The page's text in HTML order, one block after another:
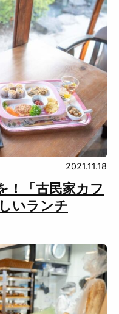
！「古民家カフ
いランチ
2021.11.18